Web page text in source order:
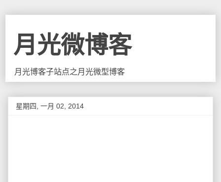
月光微博客
月光博客子站点之月光微型博客
星期四, 一月 02, 2014